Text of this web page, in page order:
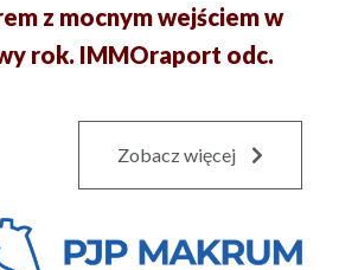
z mocnym wejściem w
rok. IMMOraport odc.
Zobacz więcej